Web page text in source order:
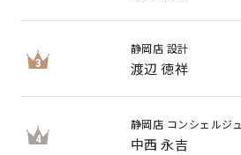
3
静岡店 設計
渡辺 徳祥
4
静岡店 コンシェルジュ
中西 永吉